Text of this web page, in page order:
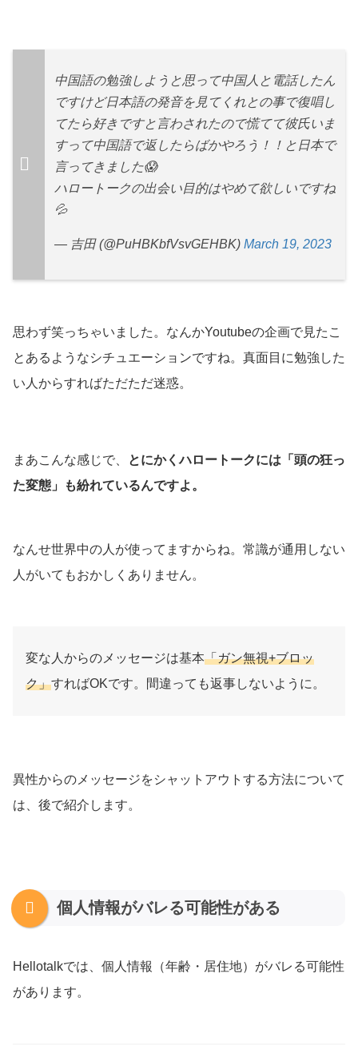
中国語の勉強しようと思って中国人と電話したん
ですけど日本語の発音を見てくれとの事で復唱し
てたら好きですと言わされたので慌てて彼氏いま
すって中国語で返したらばかやろう！！と日本で
言ってきました😱
ハロートークの出会い目的はやめて欲しいですね
💦
— 吉田 (@PuHBKbfVsvGEHBK) March 19, 2023
思わず笑っちゃいました。なんかYoutubeの企画で見たこ
とあるようなシチュエーションですね。真面目に勉強した
い人からすればただただ迷惑。
まあこんな感じで、
とにかくハロートークには「頭の狂っ
た変態」も紛れているんですよ。
なんせ世界中の人が使ってますからね。常識が通用しない
人がいてもおかしくありません。
変な人からのメッセージは基本「ガン無視+ブロッ
ク」すればOKです。間違っても返事しないように。
異性からのメッセージをシャットアウトする方法について
は、後で紹介します。
個人情報がバレる可能性がある
Hellotalkでは、個人情報（年齢・居住地）がバレる可能性
があります。